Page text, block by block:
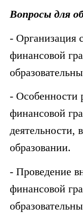
Вопросы для
- Организация
финансовой
- Особенности
финансовой
деятельности,
образовании.
- Проведение
финансовой